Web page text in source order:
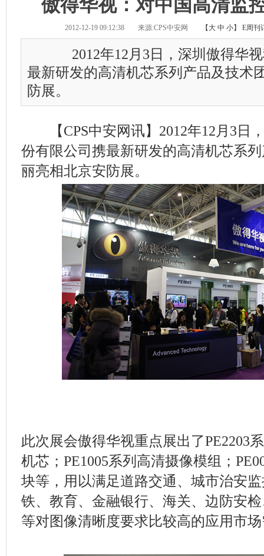
傲得华视：对中国高清监
2012-12-19 09:12:38 来源:CPS中安网 【 大 中 小】 E周刊
2012年12月3日，深圳傲得华视
最新研发的高清机芯系列产品及技术
防展。
【CPS中安网讯】2012年12月3日
份有限公司携最新研发的高清机芯系
丽亮相北京安防展。
此次展会傲得华视重点展出了PE2203
机芯；PE1005系列高清摄像模组；
块等，用以满足道路交通、城市治安
铁、教育、金融银行、海关、边防安
等对图像清晰度要求比较高的应用市